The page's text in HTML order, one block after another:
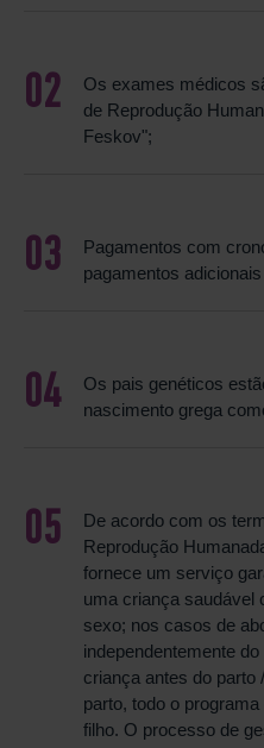
Os exames médicos
de Reprodução
Feskov";
Pagamentos com
pagamentos adicionais
Os pais genéticos
nascimento grega
De acordo com os
Reprodução
fornece um serviço
uma criança saudável
sexo; nos casos de
independentemente
criança antes do parto
parto, todo o
filho. O processo de